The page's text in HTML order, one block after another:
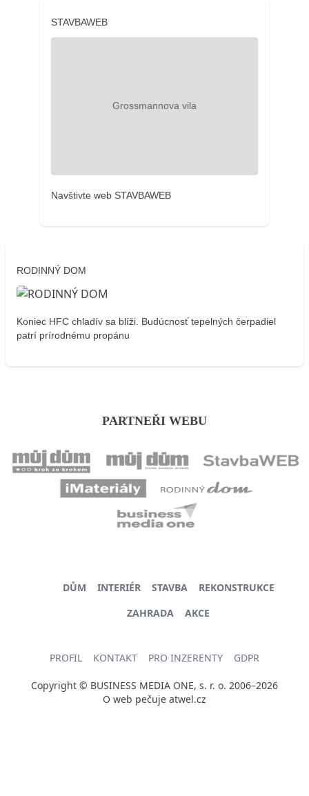
STAVBAWEB
Navštivte web STAVBAWEB
RODINNÝ DOM
Koniec HFC chladív sa blíži. Budúcnosť tepelných čerpadiel
patrí prírodnému propánu
PARTNEŘI WEBU
DŮM INTERIÉR STAVBA
REKONSTRUKCE
ZAHRADA
AKCE
PROFIL KONTAKT PRO INZERENTY GDPR
Copyright © BUSINESS MEDIA ONE, s. r. o. 2006–2026